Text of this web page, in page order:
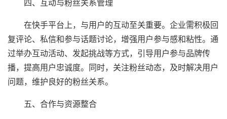
在快手平台上，与用户的互动至关重要。企业需积极回
复评论、私信和参与话题讨论，增强用户参与感和粘性。通
过举办互动活动、发起挑战等方式，引导用户参与品牌传
播，提高用户忠诚度。同时，关注粉丝动态，及时解决用户
问题，维护良好的粉丝关系。
五、合作与资源整合